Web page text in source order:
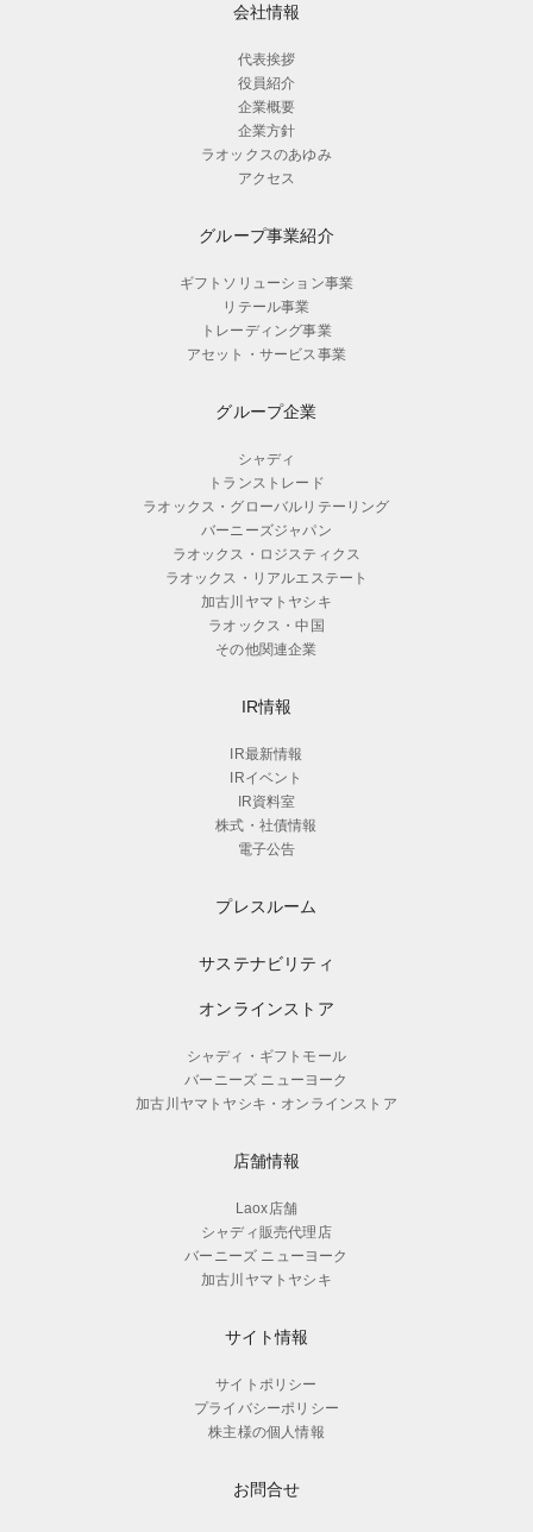
会社情報
代表挨拶
役員紹介
企業概要
企業方針
ラオックスのあゆみ
アクセス
グループ事業紹介
ギフトソリューション事業
リテール事業
トレーディング事業
アセット・サービス事業
グループ企業
シャディ
トランストレード
ラオックス・グローバルリテーリング
バーニーズジャパン
ラオックス・ロジスティクス
ラオックス・リアルエステート
加古川ヤマトヤシキ
ラオックス・中国
その他関連企業
IR情報
IR最新情報
IRイベント
IR資料室
株式・社債情報
電子公告
プレスルーム
サステナビリティ
オンラインストア
シャディ・ギフトモール
バーニーズ ニューヨーク
加古川ヤマトヤシキ・オンラインストア
店舗情報
Laox店舗
シャディ販売代理店
バーニーズ ニューヨーク
加古川ヤマトヤシキ
サイト情報
サイトポリシー
プライバシーポリシー
株主様の個人情報
お問合せ